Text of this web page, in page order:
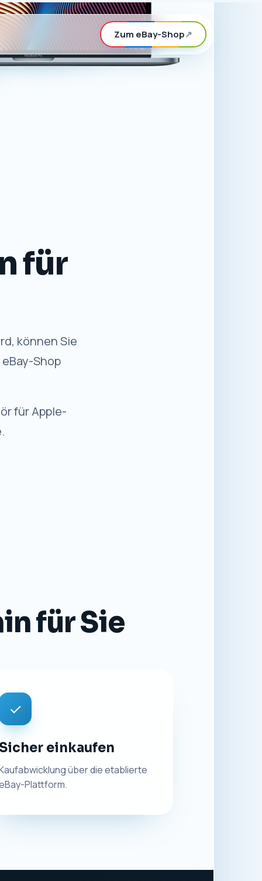
Zum eBay-Shop ↗
für
können Sie
Shop
für Apple-
für Sie
✓
einkaufen
über die etablierte
Plattform.